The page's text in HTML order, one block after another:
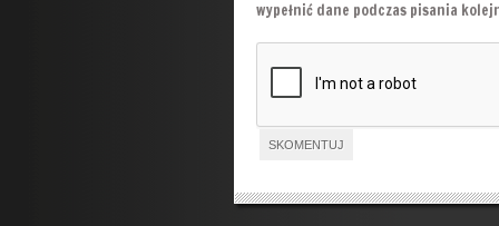
wypełnić dane podczas pisania